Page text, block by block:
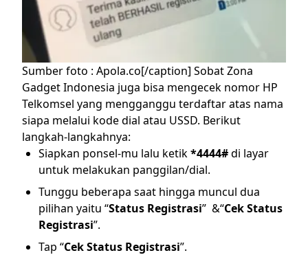
Sumber foto : Apola.co[/caption] Sobat Zona
Gadget Indonesia juga bisa mengecek nomor HP
Telkomsel yang mengganggu terdaftar atas nama
siapa melalui kode dial atau USSD. Berikut
langkah-langkahnya:
Siapkan ponsel-mu lalu ketik*4444#di layar
untuk melakukan panggilan/dial.
Tunggu beberapa saat hingga muncul dua
pilihan yaitu “Status Registrasi” &“Cek Status
Registrasi”.
Tap “Cek Status Registrasi”.